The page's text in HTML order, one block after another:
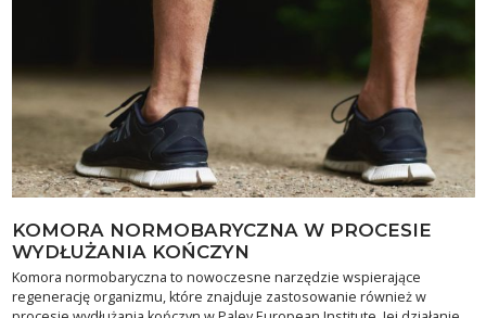
KOMORA NORMOBARYCZNA W PROCESIE
WYDŁUŻANIA KOŃCZYN
Komora normobaryczna to nowoczesne narzędzie wspierające
regenerację organizmu, które znajduje zastosowanie również w